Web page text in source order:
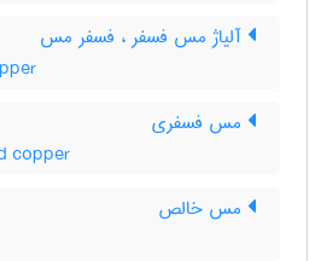
آلیاژ مس فسفر ، فسفر مس
مس فسفری
copper
مس خالص